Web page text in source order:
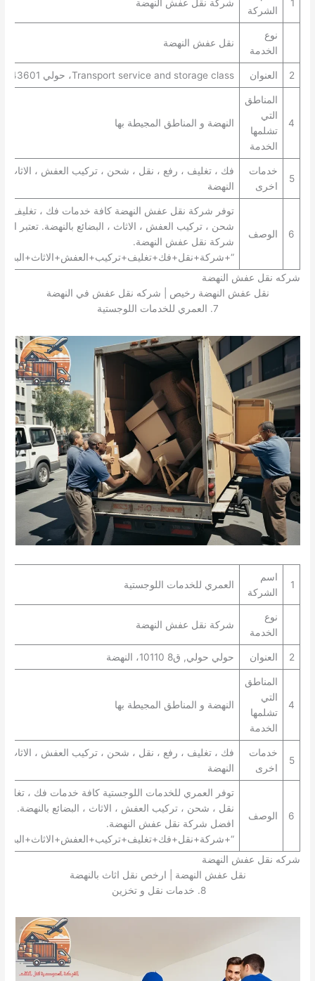
1
الشركة
شركة نقل عفش النهضة
نوع
الخدمة
نقل عفش النهضة
2 العنوان Transport service and storage class، حولي 43601، النهضة
4
المناطق
التي
تشلمها
الخدمة
النهضة و المناطق المجيطة بها
5
خدمات
اخرى
فك ، تغليف ، رفع ، نقل ، شحن ، تركيب العفش ، الاثاث ،
النهضة
6 الوصف
توفر شركة نقل عفش النهضة كافة خدمات فك ، تغليف ،
شحن ، تركيب العفش ، الاثاث ، البضائع بالنهضة. تعتبر
شركة نقل عفش النهضة.
شركه نقل عفش النهضة
نقل عفش النهضة رخيص | شركه نقل عفش في النهضة
7. العمري للخدمات اللوجستية
1
اسم
الشركة
العمري للخدمات اللوجستية
نوع
الخدمة
شركة نقل عفش النهضة
2 العنوان حولي حولي, ق8 10110، النهضة
4
المناطق
التي
تشلمها
الخدمة
النهضة و المناطق المجيطة بها
5
خدمات
اخرى
فك ، تغليف ، رفع ، نقل ، شحن ، تركيب العفش ، الاثاث ،
النهضة
6 الوصف
توفر العمري للخدمات اللوجستية كافة خدمات فك ،
نقل ، شحن ، تركيب العفش ، الاثاث ، البضائع بالنهضة.
افضل شركة نقل عفش النهضة.
شركه نقل عفش النهضة
نقل عفش النهضة | ارخص نقل اثاث بالنهضة
8. خدمات نقل و تخزين